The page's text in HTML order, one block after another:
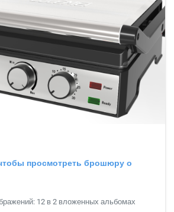
просмотреть брошюру о
12 в 2 вложенных альбомах